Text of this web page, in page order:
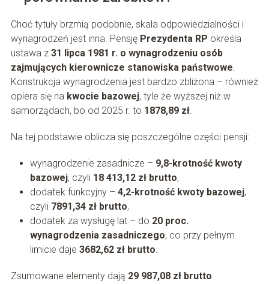
Choć tytuły brzmią podobnie, skala odpowiedzialności i
wynagrodzeń jest inna. Pensję Prezydenta RP określa
ustawa z 31 lipca 1981 r. o wynagrodzeniu osób
zajmujących kierownicze stanowiska państwowe.
Konstrukcja wynagrodzenia jest bardzo zbliżona – również
opiera się na kwocie bazowej, tyle że wyższej niż w
samorządach, bo od 2025 r. to 1878,89 zł.
Na tej podstawie oblicza się poszczególne części pensji:
wynagrodzenie zasadnicze – 9,8-krotność kwoty
bazowej, czyli 18 413,12 zł brutto,
dodatek funkcyjny – 4,2-krotność kwoty bazowej,
czyli 7891,34 zł brutto,
dodatek za wysługę lat – do 20 proc.
wynagrodzenia zasadniczego, co przy pełnym
limicie daje 3682,62 zł brutto.
Zsumowane elementy dają 29 987,08 zł brutto